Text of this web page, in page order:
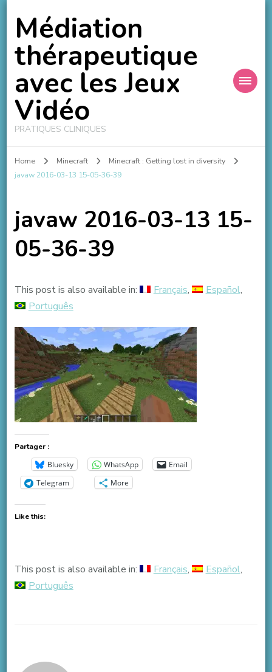
Médiation
thérapeutique
avec les Jeux
Vidéo
PRATIQUES CLINIQUES
Home Minecraft
Minecraft : Getting lost in diversity
javaw 2016-03-13 15-05-36-39
javaw 2016-03-13 15-
05-36-39
This post is also available in: Français
Español
Português
Partager :
Bluesky WhatsApp
Email
Telegram
More
Like this:
This post is also available in: Français
Español
Português